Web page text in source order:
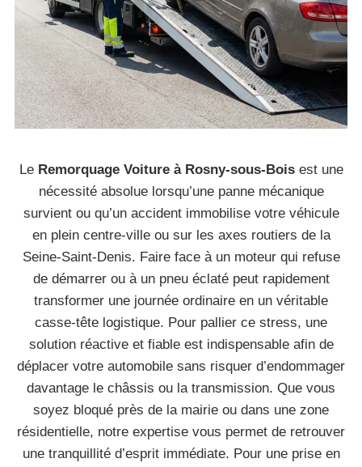
Le Remorquage Voiture à Rosny-sous-Boisest une
nécessité absolue lorsqu’une panne mécanique
survient ou qu’un accident immobilise votre véhicule
en plein centre-ville ou sur les axes routiers de la
Seine-Saint-Denis. Faire face à un moteur qui refuse
de démarrer ou à un pneu éclaté peut rapidement
transformer une journée ordinaire en un véritable
casse-tête logistique. Pour pallier ce stress, une
solution réactive et fiable est indispensable afin de
déplacer votre automobile sans risquer d’endommager
davantage le châssis ou la transmission. Que vous
soyez bloqué près de la mairie ou dans une zone
résidentielle, notre expertise vous permet de retrouver
une tranquillité d’esprit immédiate. Pour une prise en